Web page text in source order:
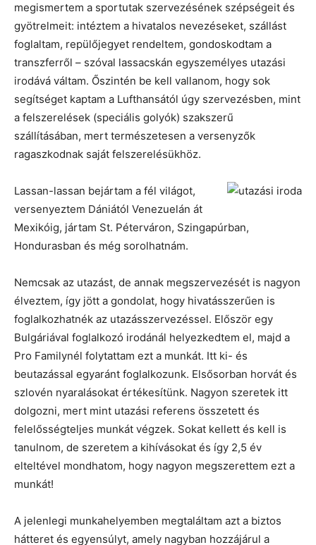
megismertem a sportutak szervezésének szépségeit és
gyötrelmeit: intéztem a hivatalos nevezéseket, szállást
foglaltam, repülőjegyet rendeltem, gondoskodtam a
transzferről – szóval lassacskán egyszemélyes utazási
irodává váltam. Őszintén be kell vallanom, hogy sok
segítséget kaptam a Lufthansától úgy szervezésben, mint
a felszerelések (speciális golyók) szakszerű
szállításában, mert természetesen a versenyzők
ragaszkodnak saját felszerelésükhöz.
Lassan-lassan bejártam a fél világot,
versenyeztem Dániától Venezuelán át
Mexikóig, jártam St. Péterváron, Szingapúrban,
Hondurasban és még sorolhatnám.
Nemcsak az utazást, de annak megszervezését is nagyon
élveztem, így jött a gondolat, hogy hivatásszerűen is
foglalkozhatnék az utazásszervezéssel. Először egy
Bulgáriával foglalkozó irodánál helyezkedtem el, majd a
Pro Familynél folytattam ezt a munkát. Itt ki- és
beutazással egyaránt foglalkozunk. Elsősorban horvát és
szlovén nyaralásokat értékesítünk. Nagyon szeretek itt
dolgozni, mert mint utazási referens összetett és
felelősségteljes munkát végzek. Sokat kellett és kell is
tanulnom, de szeretem a kihívásokat és így 2,5 év
elteltével mondhatom, hogy nagyon megszerettem ezt a
munkát!
A jelenlegi munkahelyemben megtaláltam azt a biztos
hátteret és egyensúlyt, amely nagyban hozzájárul a